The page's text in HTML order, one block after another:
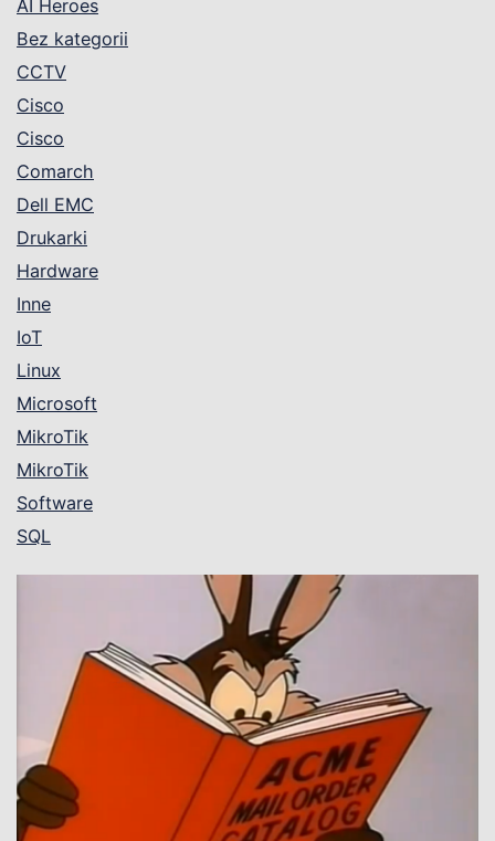
AI Heroes
Bez kategorii
CCTV
Cisco
Cisco
Comarch
Dell EMC
Drukarki
Hardware
Inne
IoT
Linux
Microsoft
MikroTik
MikroTik
Software
SQL